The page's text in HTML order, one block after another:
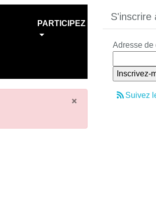
PARTICIPEZ
×
S'inscrire
Adresse de
Suivez